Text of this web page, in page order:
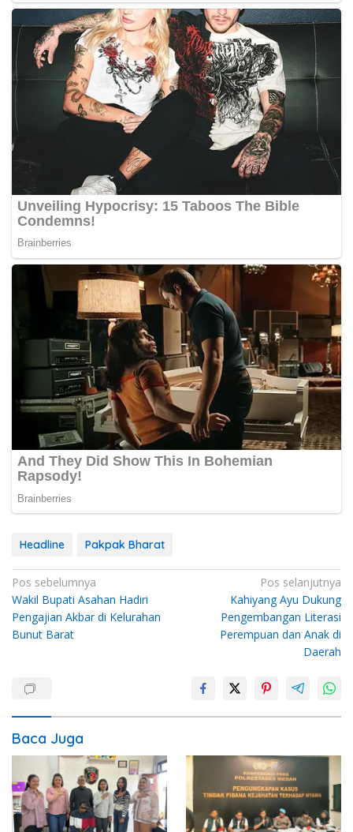
Headline Pakpak Bharat
Navigasi
pos
Pos sebelumnya
Wakil Bupati Asahan Hadiri
Pengajian Akbar di Kelurahan
Bunut Barat
Pos selanjutnya
Kahiyang Ayu Dukung
Pengembangan Literasi
Perempuan dan Anak di
Daerah
Baca Juga